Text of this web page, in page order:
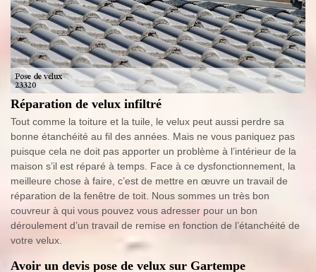
Réparation de velux infiltré
Tout comme la toiture et la tuile, le velux peut aussi perdre sa
bonne étanchéité au fil des années. Mais ne vous paniquez pas
puisque cela ne doit pas apporter un problème à l’intérieur de la
maison s’il est réparé à temps. Face à ce dysfonctionnement, la
meilleure chose à faire, c’est de mettre en œuvre un travail de
réparation de la fenêtre de toit. Nous sommes un très bon
couvreur à qui vous pouvez vous adresser pour un bon
déroulement d’un travail de remise en fonction de l’étanchéité de
votre velux.
Avoir un devis pose de velux sur Gartempe